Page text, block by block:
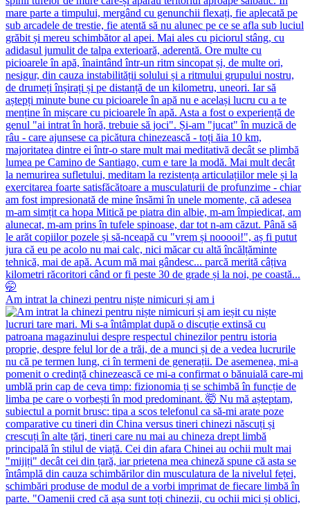
Am intrat la chinezi pentru niște nimicuri și am i